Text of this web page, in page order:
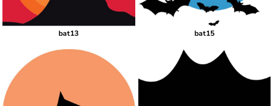
bat13 bat15